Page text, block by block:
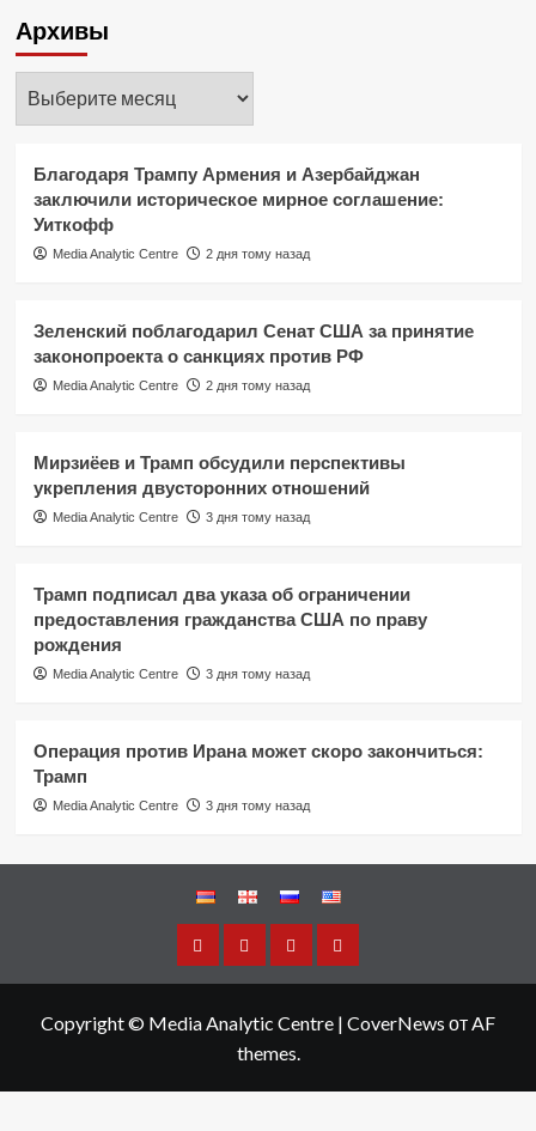
Архивы
Архивы
Благодаря Трампу Армения и Азербайджан
заключили историческое мирное соглашение:
Уиткофф
Media Analytic Centre 2 дня тому назад
Зеленский поблагодарил Сенат США за принятие
законопроекта о санкциях против РФ
Media Analytic Centre 2 дня тому назад
Мирзиёев и Трамп обсудили перспективы
укрепления двусторонних отношений
Media Analytic Centre 3 дня тому назад
Трамп подписал два указа об ограничении
предоставления гражданства США по праву
рождения
Media Analytic Centre 3 дня тому назад
Операция против Ирана может скоро закончиться:
Трамп
Media Analytic Centre 3 дня тому назад
Copyright © Media Analytic Centre | CoverNews от AF
themes.